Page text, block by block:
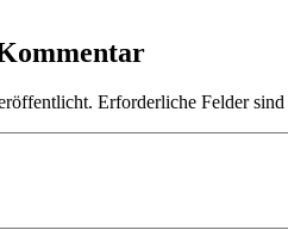
Erforderliche Felder